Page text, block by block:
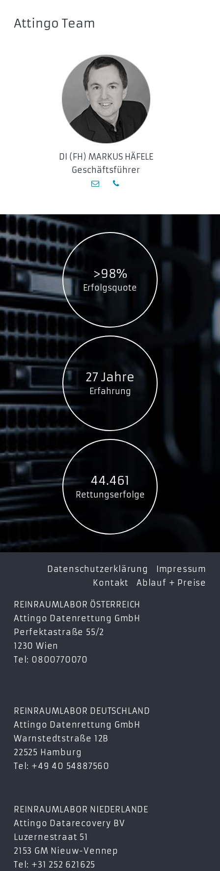
9648RUSI3
DY351C3
Multi Bay HDD Enclosure
8988USJ3
9528S3
9528U3
9548U3
9558S3
9558U3
9928U3
9948U3
9958U3
DS200C3
DS200U3
DS500C3
DS500U3
WS200C3
WS200RC3
WS200U3
WS400C3
WS400RC3
WS400RU3
WS400U3
WS500C3
WS500RC3
WS500U3
Multi Bay Enclosure with RAID
3529RUS3
3549RUS3
3559RUS3
9528RU3
9548RU3
NS200RC3
NS200RU3
NS200U3
NS400C3
NS400RC3
NS500C3
NS500RC3
NS500RU3
NS500U3
NS800C3
Attingo Team
DI (FH) MARKUS HÄFELE
Geschäftsführer
>98%
Erfolgsquote
27 Jahre
Erfahrung
44.461
Rettungserfolge
Datenschutzerklärung
Impressum
Kontakt
Ablauf + Preise
REINRAUMLABOR ÖSTERREICH
Attingo Datenrettung GmbH
Perfektastraße 55/2
1230 Wien
Tel: 0800770070
REINRAUMLABOR DEUTSCHLAND
Attingo Datenrettung GmbH
Warnstedtstraße 12B
22525 Hamburg
Tel: +49 40 54887560
REINRAUMLABOR NIEDERLANDE
Attingo Datarecovery BV
Luzernestraat 51
2153 GM Nieuw-Vennep
Tel: +31 252 621625